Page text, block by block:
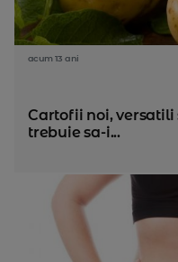
acum 13 ani
Cartofii noi, versatili
trebuie sa-i...